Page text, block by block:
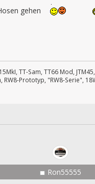
gehen
TT-Sam, TT66 Mod,
RW8-Prototyp, "RW8-Serie",
Ron55555